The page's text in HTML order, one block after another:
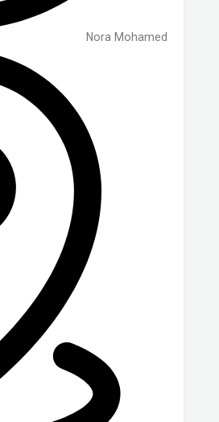
Nora Mohamed